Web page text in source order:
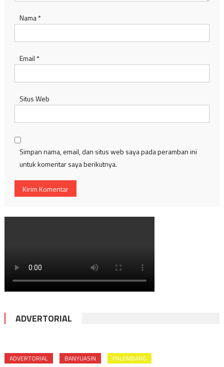
Nama*
Email *
Situs Web
Simpan nama, email, dan situs web saya pada peramban ini
untuk komentar saya berikutnya.
ADVERTORIAL
ADVERTORIAL BANYUASIN PALEMBANG